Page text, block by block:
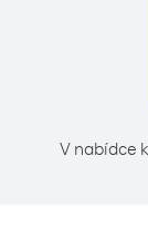
V nabídce